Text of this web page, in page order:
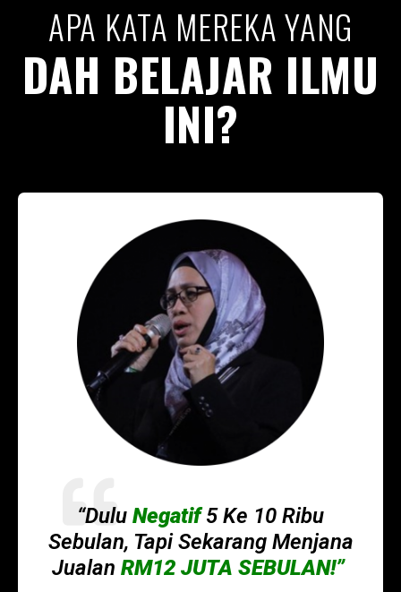
APA KATA MEREKA YANG
DAH BELAJAR ILMU
INI?
“Dulu Negatif 5 Ke 10 Ribu
Sebulan, Tapi Sekarang Menjana
Jualan RM12 JUTA SEBULAN!”